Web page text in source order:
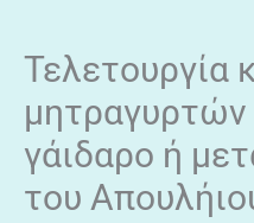
content
Τελετουργία
γάιδαρο ή
του